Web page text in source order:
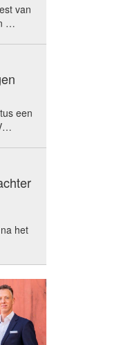
van
…
een
het